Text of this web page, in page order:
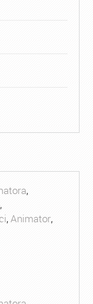
,
,
,Animator,